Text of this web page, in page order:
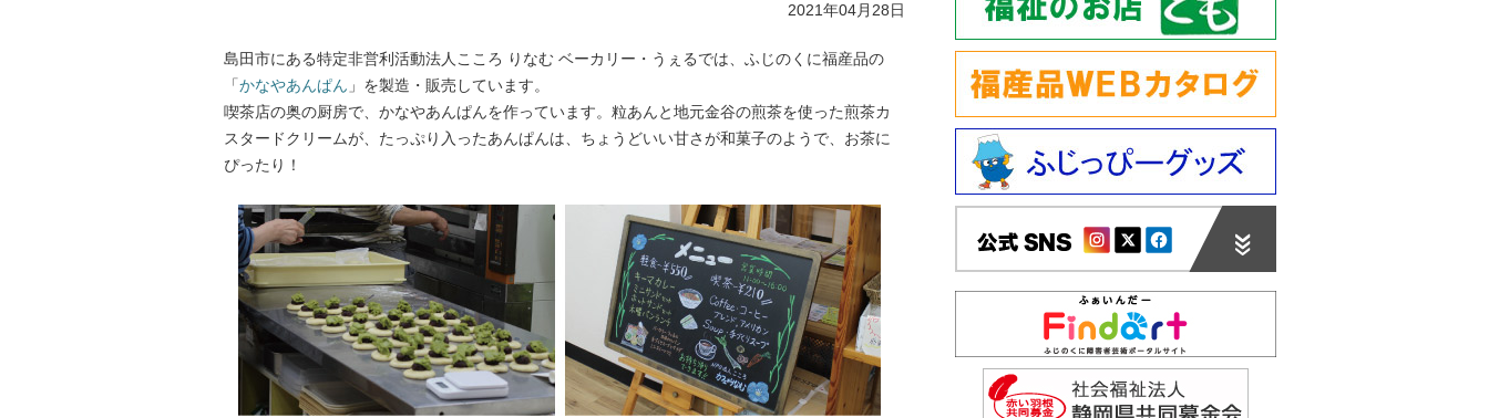
2021年04月28日
島田市にある特定非営利活動法人こころ りなむ ベーカリー・うぇるでは、ふじのくに福産品の
「かなやあんぱん 」を製造・販売しています。
喫茶店の奥の厨房で、かなやあんぱんを作っています。粒あんと地元金谷の煎茶を使った煎茶カ
スタードクリームが、たっぷり入ったあんぱんは、ちょうどいい甘さが和菓子のようで、お茶に
ぴったり！